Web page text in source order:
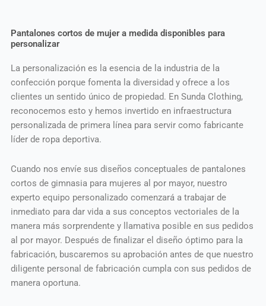
Pantalones cortos de mujer a medida disponibles para
personalizar
La personalización es la esencia de la industria de la
confección porque fomenta la diversidad y ofrece a los
clientes un sentido único de propiedad. En Sunda Clothing,
reconocemos esto y hemos invertido en infraestructura
personalizada de primera línea para servir como fabricante
líder de ropa deportiva.
Cuando nos envíe sus diseños conceptuales de pantalones
cortos de gimnasia para mujeres al por mayor, nuestro
experto equipo personalizado comenzará a trabajar de
inmediato para dar vida a sus conceptos vectoriales de la
manera más sorprendente y llamativa posible en sus pedidos
al por mayor. Después de finalizar el diseño óptimo para la
fabricación, buscaremos su aprobación antes de que nuestro
diligente personal de fabricación cumpla con sus pedidos de
manera oportuna.